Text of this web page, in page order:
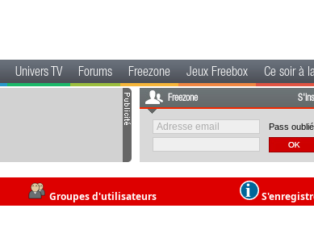
Univers TV Forums Freezone Jeux Freebox Ce soir à
Freezone
Pass
Groupes d'utilisateurs